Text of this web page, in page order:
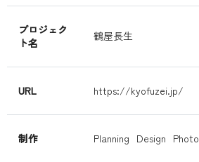
プロジェク
ト名
鶴屋長生
URL https://kyofuzei.jp/
制作 Planning Design Photo